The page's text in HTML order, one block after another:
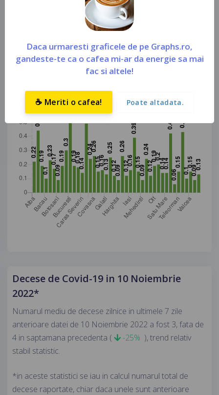
Decese de Covid-19 in 10 Noiembrie
2022*
Numarul mediu de decese zilnice in ultimele 7 zile
anterioare datei de 10 Noiembrie 2022 a fost 3, fata de
4 in saptamana precedenta (
-25% ), trend relativ
stabil statistic.
*in aceste statistici se iau in calcul numarul total de
decese raportate, chiar daca unele sunt anterioare
Daca urmaresti graficele de pe Graphs.ro,
gandeste-te ca o cafea mi-ar da energie sa mai
fac si altele!
☕ Meriti o cafea! Poate altadata.